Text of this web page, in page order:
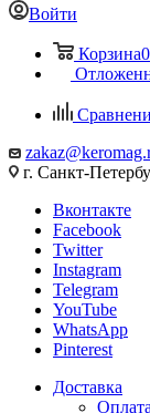
Войти
Корзина0
г. Санкт-
Вконтакте
Facebook
Twitter
Instagram
Telegram
YouTube
WhatsApp
Pinterest
Доставка
Оплата